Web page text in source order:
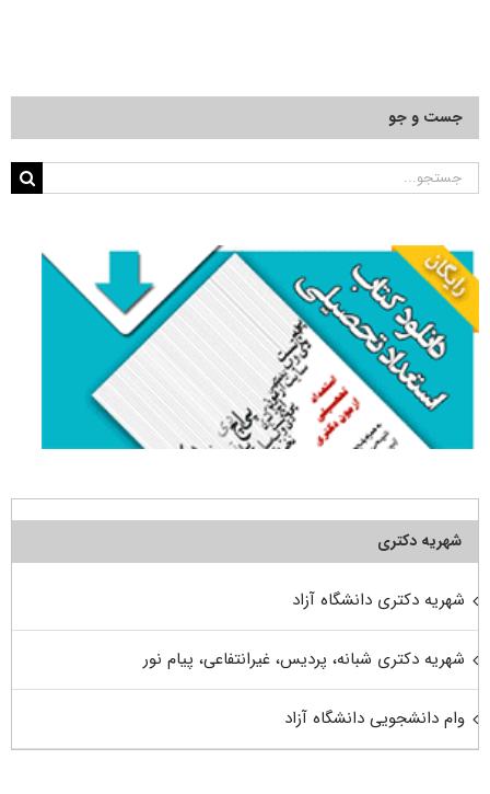
جست و جو
جستجو
شهریه دکتری
شهریه دکتری دانشگاه آزاد
شهریه دکتری شبانه، پردیس، غیرانتفاعی، پیام نور
وام دانشجویی دانشگاه آزاد